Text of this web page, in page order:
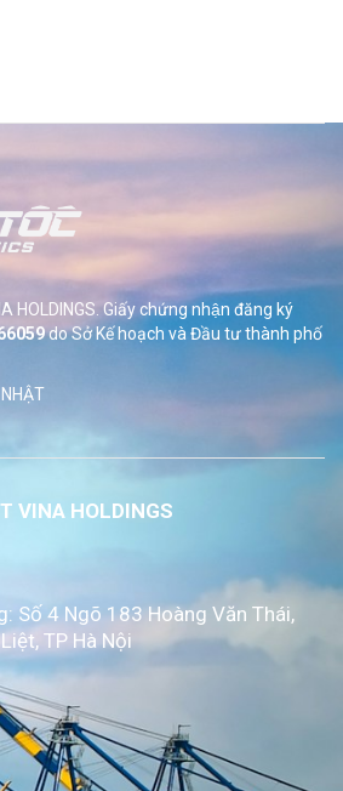
HOLDINGS. Giấy chứng nhận đăng ký
do SởKế hoạch và Đầu tư thành phố
VINA HOLDINGS
Số 4 Ngõ 183 Hoàng Văn Thái,
TP Hà Nội